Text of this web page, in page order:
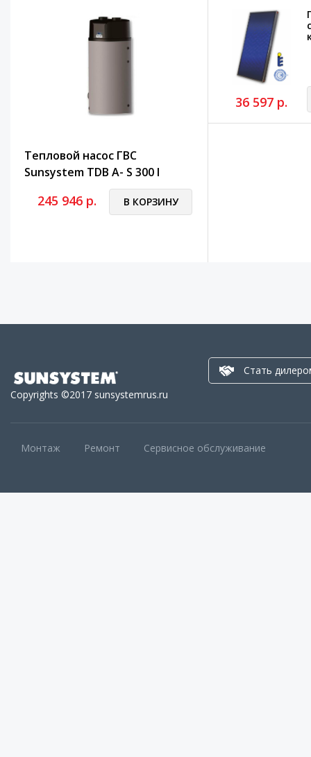
Тепловой насос ГВС
Sunsystem TDB A- S 300 l
245 946 р. В КОРЗИНУ
36 597 р.
Copyrights ©2017 sunsystemrus.ru
Стать
Монтаж Ремонт Сервисное обслуживание